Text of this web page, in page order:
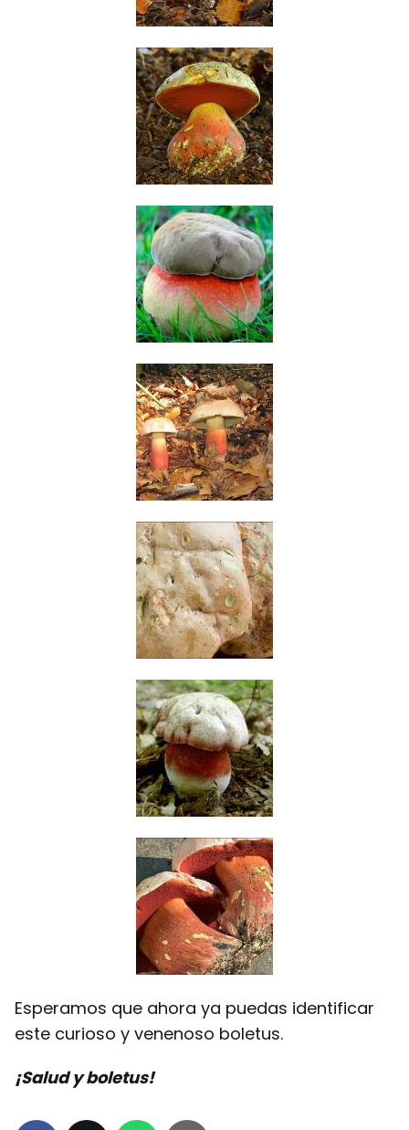
Esperamos que ahora ya puedas identificar
este curioso y venenoso boletus.
¡Salud y boletus!